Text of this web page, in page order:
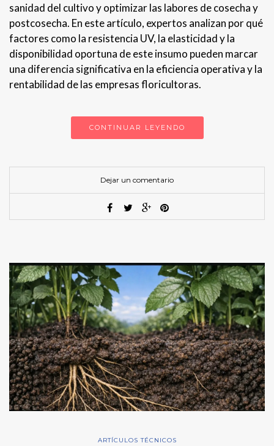
sanidad del cultivo y optimizar las labores de cosecha y
postcosecha. En este artículo, expertos analizan por qué
factores como la resistencia UV, la elasticidad y la
disponibilidad oportuna de este insumo pueden marcar
una diferencia significativa en la eficiencia operativa y la
rentabilidad de las empresas floricultoras.
CONTINUAR LEYENDO
Dejar un comentario
ARTÍCULOS TÉCNICOS